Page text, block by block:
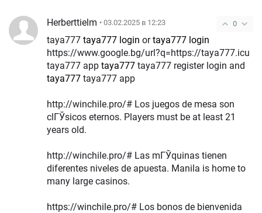
0
Herberttielm • 03.02.2025 в 12:23
taya777 taya777 login ortaya777 login
https://www.google.bg/url?q=https://taya777.icu
taya777 app taya777 taya777 register login and
taya777 taya777 app
http://winchile.pro/# Los juegos de mesa son
clГЎsicos eternos. Players must be at least 21
years old.
http://winchile.pro/# Las mГЎquinas tienen
diferentes niveles de apuesta. Manila is home to
many large casinos.
https://winchile.pro/# Los bonos de bienvenida